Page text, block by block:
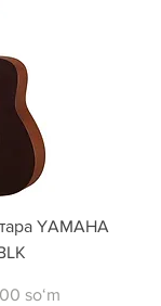
YAMAHA
soʻm